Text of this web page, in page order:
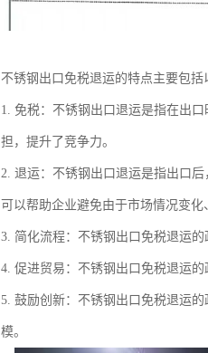
不锈钢出口免税退运的特点主要包括
1. 免税：不锈钢出口退运是指在出
担，提升了竞争力。
2. 退运：不锈钢出口退运是指出口
可以帮助企业避免由于市场情况变
3. 简化流程：不锈钢出口免税退运
4. 促进贸易：不锈钢出口免税退运
5. 鼓励创新：不锈钢出口免税退运
模。